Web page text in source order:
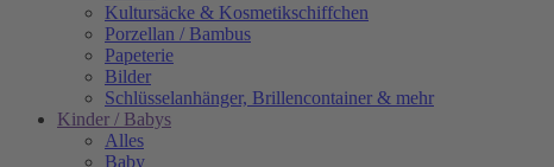
Kultursäcke & Kosmetikschiffchen
Porzellan / Bambus
Papeterie
Bilder
Schlüsselanhänger, Brillencontainer & mehr
Kinder / Babys
Alles
Baby